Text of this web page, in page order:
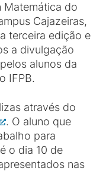
Matemática do
Cajazeiras,
terceira edição e
a divulgação
alunos da
IFPB.
através do
. O aluno que
para
o dia 10 de
nas